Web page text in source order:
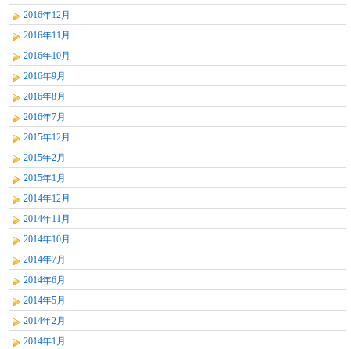
2016年12月
2016年11月
2016年10月
2016年9月
2016年8月
2016年7月
2015年12月
2015年2月
2015年1月
2014年12月
2014年11月
2014年10月
2014年7月
2014年6月
2014年5月
2014年2月
2014年1月